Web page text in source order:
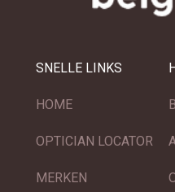
SNELLE LINKS
HOME
OPTICIAN LOCATOR
MERKEN